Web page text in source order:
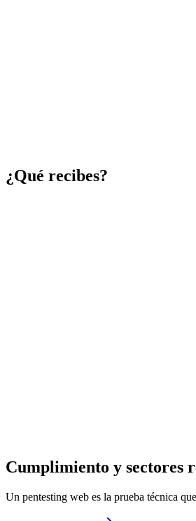
¿Qué recibes?
Cumplimiento y sectores
Un pentesting web es la prueba técnica